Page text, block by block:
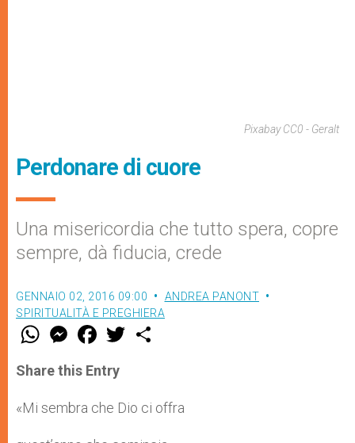
Pixabay CC0 - Geralt
Perdonare di cuore
Una misericordia che tutto spera, copre
sempre, dà fiducia, crede
GENNAIO 02, 2016 09:00
ANDREA PANONT
SPIRITUALITÀ E PREGHIERA
W
t
s
p
p
M
e
s
e
g
e
F
a
e
b
o
k
w
r
Share this Entry
«Mi sembra che Dio ci offra